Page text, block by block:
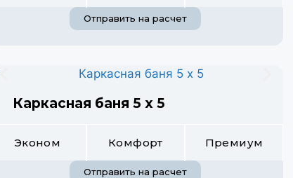
Отправить на расчет
Каркасная баня 5 х 5
Эконом Комфорт Премиум
Отправить на расчет